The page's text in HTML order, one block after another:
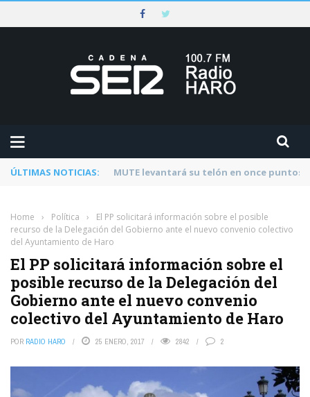
ÚLTIMAS NOTICIAS: Rescatado un ciclista accidentado en un
Home › Política ›
El PP solicitará información sobre el posible
recurso de la Delegación del Gobierno ante el nuevo convenio colectivo
del Ayuntamiento de Haro
El PP solicitará información sobre el
posible recurso de la Delegación del
Gobierno ante el nuevo convenio
colectivo del Ayuntamiento de Haro
POR RADIO HARO 25 ENERO, 2017 2842 2